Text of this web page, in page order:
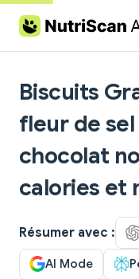
Skip to content
Biscuits
fleur de
chocolat
calories et
Résumer avec :
AI Mode